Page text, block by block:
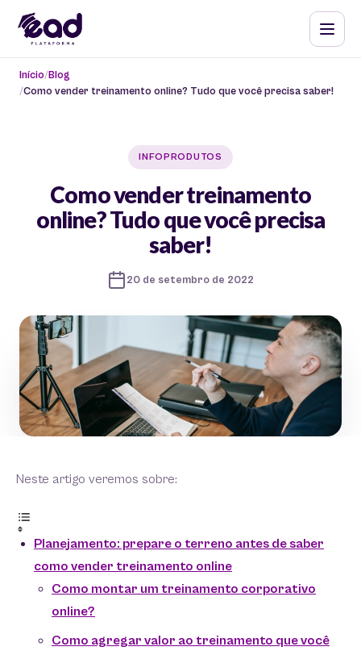
Início Blog
Como vender treinamento online? Tudo que você precisa saber!
INFOPRODUTOS
Como vender treinamento
online? Tudo que você precisa
saber!
20 de setembro de 2022
Neste artigo veremos sobre:
Planejamento: prepare o terreno antes de saber
como vender treinamento online
Como montar um treinamento corporativo
online?
Como agregar valor ao treinamento que você